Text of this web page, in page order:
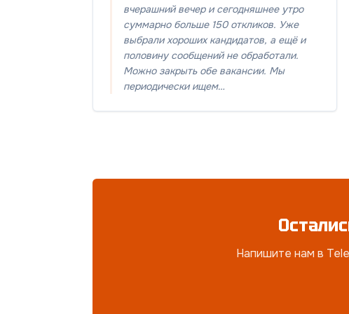
вчерашний вечер и сегодняшнее утро
суммарно больше 150 откликов. Уже
выбрали хороших кандидатов, а ещё и
половину сообщений не обработали.
Можно закрыть обе вакансии. Мы
периодически ищем…
Напишите нам в